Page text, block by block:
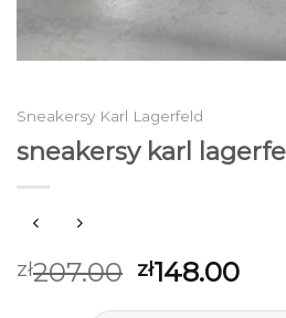
Sneakersy Karl Lagerfeld
sneakersy karl
zł207.00 zł148.00